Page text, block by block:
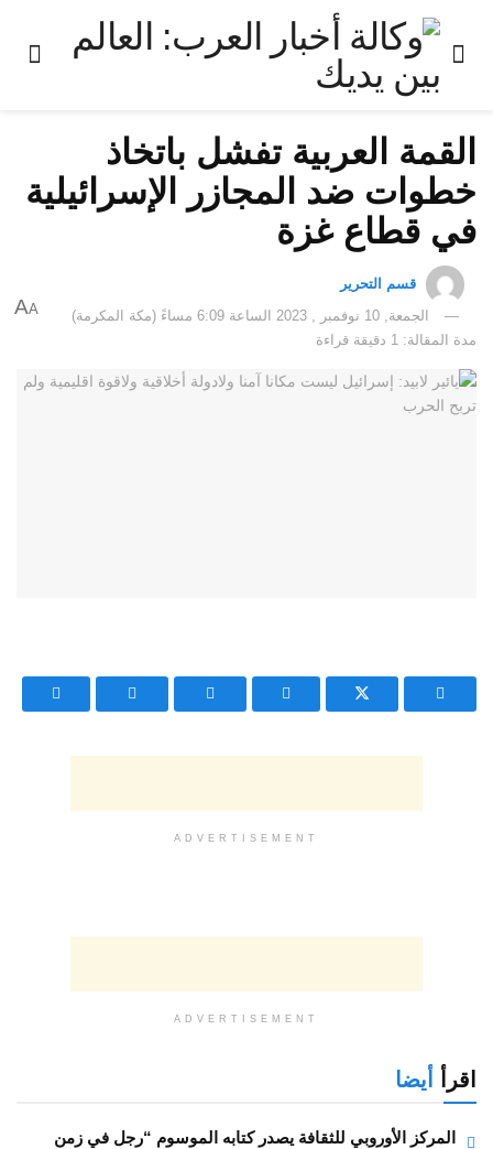
القمة العربية تفشل باتخاذ
خطوات ضد المجازر الإسرائيلية
في قطاع غزة
قسم التحرير
الجمعة, 10 نوفمبر , 2023 الساعة 6:09 مساءً (مكة المكرمة)
مدة المقالة: 1 دقيقة قراءة
A
A
ADVERTISEMENT
ADVERTISEMENT
اقرأ أيضا
المركز الأوروبي للثقافة يصدر كتابه الموسوم “رجل في زمن